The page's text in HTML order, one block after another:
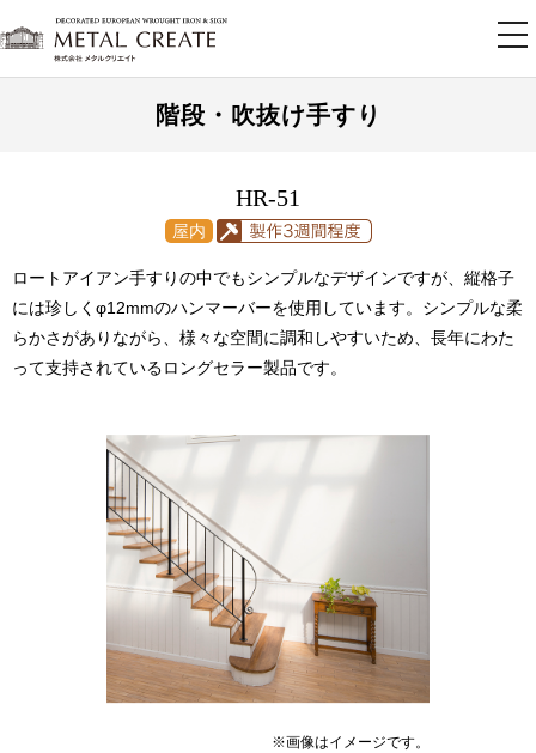
階段・吹抜け手すり
HR-51
ロートアイアン手すりの中でもシンプルなデザインですが、縦格子
には珍しくφ12mmのハンマーバーを使用しています。シンプルな柔
らかさがありながら、様々な空間に調和しやすいため、長年にわた
って支持されているロングセラー製品です。
※画像はイメージです。